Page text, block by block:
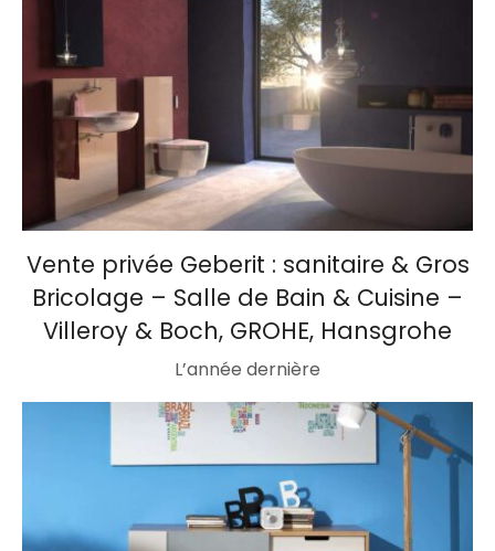
Vente privée Geberit : sanitaire & Gros
Bricolage – Salle de Bain & Cuisine –
Villeroy & Boch, GROHE, Hansgrohe
L’année dernière